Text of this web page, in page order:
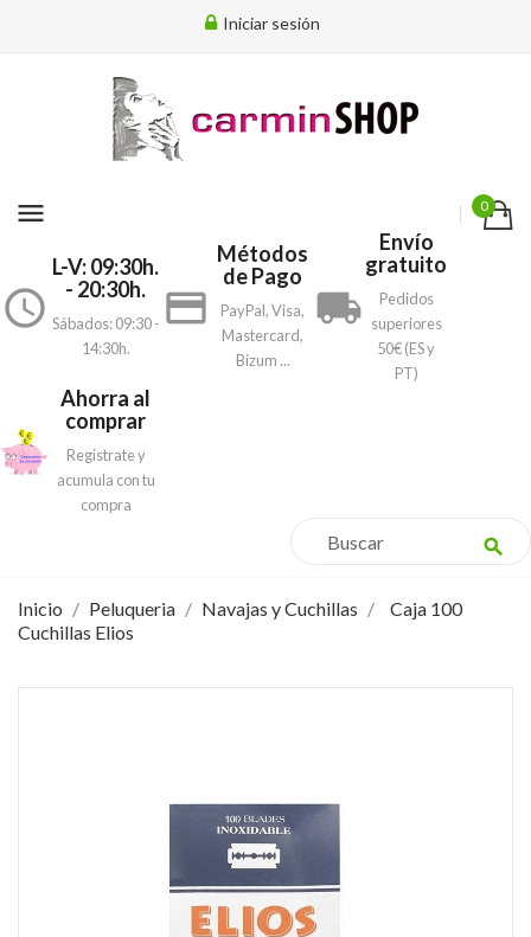
Iniciar sesión
menu 0
access_time
L-V: 09:30h.
- 20:30h.
Sábados: 09:30 -
14:30h.
payment
Métodos
de Pago
PayPal, Visa,
Mastercard,
Bizum ...
local_shipping
Envío
gratuito
Pedidos
superiores
50€ (ES y
PT)
Ahorra al
comprar
Registrate y
acumula con tu
compra
search
Inicio Peluqueria Navajas y Cuchillas
Caja 100
Cuchillas Elios